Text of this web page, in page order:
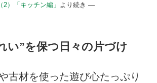
）「キッチン編」 より続き —
い”を保つ日々の片づけ
古材を使った遊び心たっぷり